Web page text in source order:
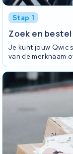
Stap 1
Zoek en
Je kunt jouw Qwic
van de merknaam